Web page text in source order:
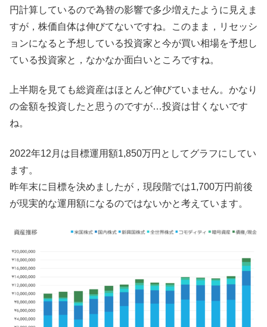
円計算しているので為替の影響で多少増えたように見えま
すが，株価自体は伸びてないですね。このまま，リセッシ
ョンになると予想している投資家と今が買い相場を予想し
ている投資家と，なかなか面白いところですね。
上半期を見ても総資産はほとんど伸びていません。かなり
の金額を投資したと思うのですが…投資は甘くないです
ね。
2022年12月は目標運用額1,850万円としてグラフにしてい
ます。
昨年末に目標を決めましたが，現段階では1,700万円前後
が現実的な運用額になるのではないかと考えています。